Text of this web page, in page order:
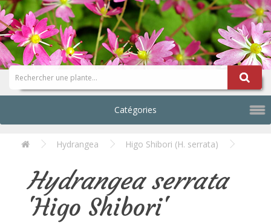
Catégories
Hydrangea Higo Shibori (H. serrata)
Hydrangea serrata
'Higo Shibori'